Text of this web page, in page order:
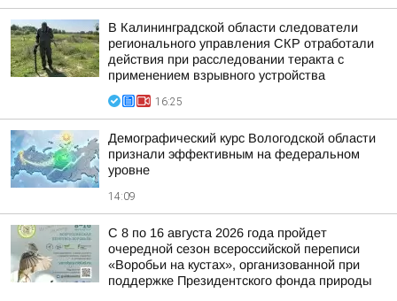
В Калининградской области следователи
регионального управления СКР отработали
действия при расследовании теракта с
применением взрывного устройства
16:25
Демографический курс Вологодской области
признали эффективным на федеральном
уровне
14:09
С 8 по 16 августа 2026 года пройдет
очередной сезон всероссийской переписи
«Воробьи на кустах», организованной при
поддержке Президентского фонда природы